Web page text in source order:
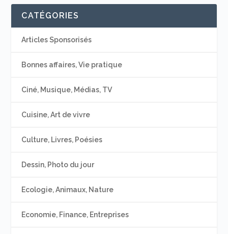
CATÉGORIES
Articles Sponsorisés
Bonnes affaires, Vie pratique
Ciné, Musique, Médias, TV
Cuisine, Art de vivre
Culture, Livres, Poésies
Dessin, Photo du jour
Ecologie, Animaux, Nature
Economie, Finance, Entreprises